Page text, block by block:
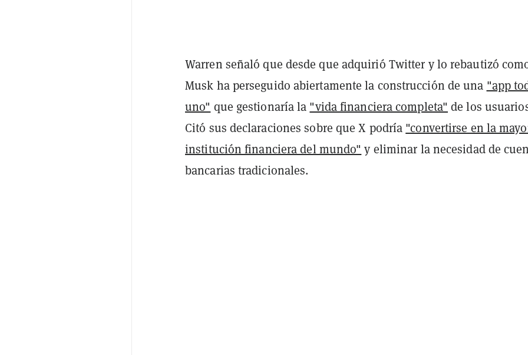
Warren señaló que desde que adquirió Twitter y lo rebautizó
Musk ha perseguido abiertamente la construcción de una "app
uno" que gestionaría la "vida financiera completa" de los
Citó sus declaraciones sobre que X podría "convertirse en la
institución financiera del mundo" y eliminar la necesidad de
bancarias tradicionales.